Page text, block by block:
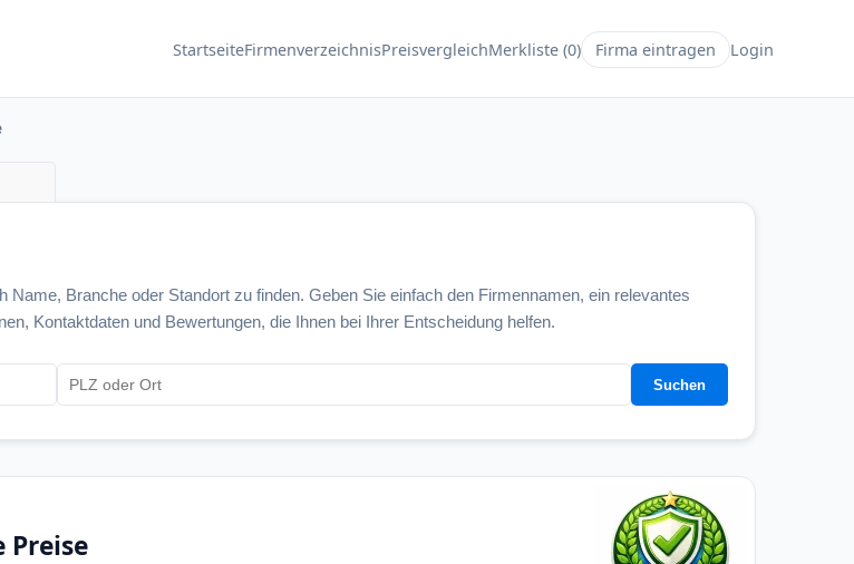
StartseiteFirmenverzeichnisPreisvergleichMerkliste (0) Firma eintragen Login
Branche oder Standort zu finden. Geben Sie einfach den Firmennamen, ein relevantes
Kontaktdaten und Bewertungen, die Ihnen bei Ihrer Entscheidung helfen.
Suchen
Preise